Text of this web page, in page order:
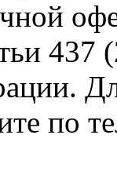
437
по